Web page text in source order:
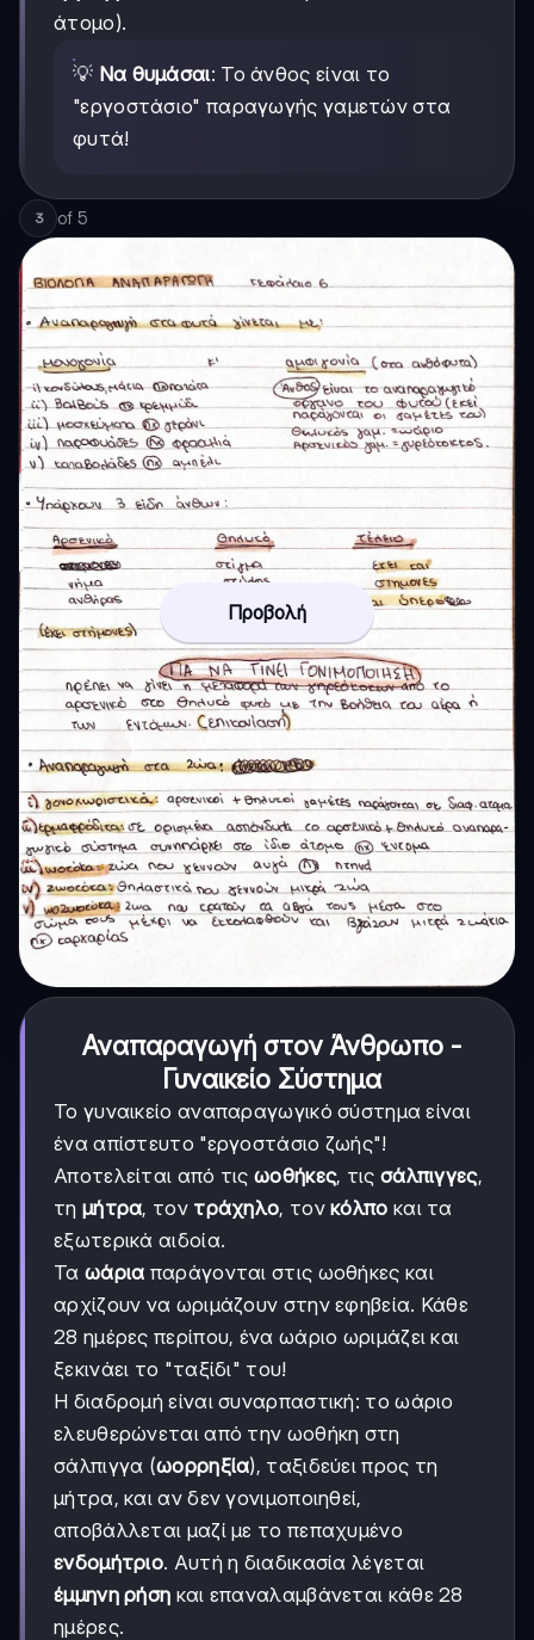
άτομο).
💡 Να θυμάσαι: Το άνθος είναι το
"εργοστάσιο" παραγωγής γαμετών στα
φυτά!
3 of 5
Προβολή
Αναπαραγωγή στον Άνθρωπο -
Γυναικείο Σύστημα
Το γυναικείο αναπαραγωγικό σύστημα είναι
ένα απίστευτο "εργοστάσιο ζωής"!
Αποτελείται από τιςωοθήκες, τις σάλπιγγες,
τη μήτρα, τον τράχηλο, τονκόλπο και τα
εξωτερικά αιδοία.
Τα ωάρια παράγονται στις ωοθήκες και
αρχίζουν να ωριμάζουν στην εφηβεία. Κάθε
28 ημέρες περίπου, ένα ωάριο ωριμάζει και
ξεκινάει το "ταξίδι" του!
Η διαδρομή είναι συναρπαστική: το ωάριο
ελευθερώνεται από την ωοθήκη στη
σάλπιγγα (ωορρηξία), ταξιδεύει προς τη
μήτρα, και αν δεν γονιμοποιηθεί,
αποβάλλεται μαζί με το πεπαχυμένο
ενδομήτριο. Αυτή η διαδικασία λέγεται
έμμηνη ρήση και επαναλαμβάνεται κάθε 28
ημέρες.